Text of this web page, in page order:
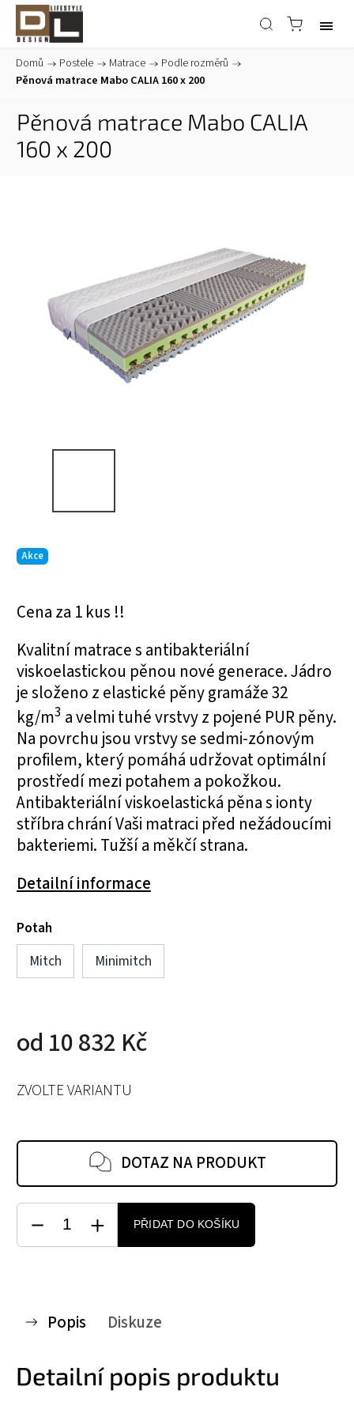
Domů / Postele / Matrace / Podle rozměrů /
Pěnová matrace Mabo CALIA 160 x 200
Pěnová matrace Mabo CALIA
160 x 200
Cena za 1 kus !!
Kvalitní matrace s antibakteriální
viskoelastickou pěnou nové generace. Jádro
je složeno z elastické pěny gramáže 32
kg/m3 a velmi tuhé vrstvy z pojené PUR pěny.
Na povrchu jsou vrstvy se sedmi-zónovým
profilem, který pomáhá udržovat optimální
prostředí mezi potahem a pokožkou.
Antibakteriální viskoelastická pěna s ionty
stříbra chrání Vaši matraci před nežádoucími
bakteriemi. Tužší a měkčí strana.
Detailní informace
Akce
Potah
Mitch
Minimitch
od 10 832 Kč
ZVOLTE VARIANTU
DOTAZ NA PRODUKT
PŘIDAT DO KOŠÍKU
Popis Diskuze
Detailní popis produktu